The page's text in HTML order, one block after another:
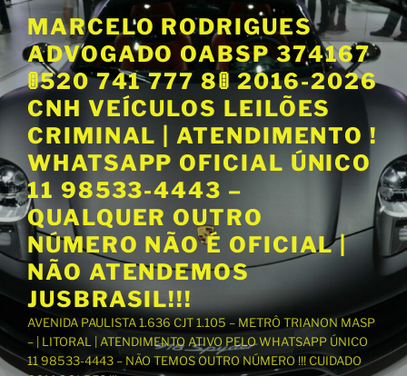
P
u
a
r
r
a
o
c
o
n
t
ú
d
MARCELO RODRIGUES
ADVOGADO OABSP 374167
🚦520 741 777 8🚦 2016-2026
CNH VEÍCULOS LEILÕES
CRIMINAL | ATENDIMENTO !
WHATSAPP OFICIAL ÚNICO
11 98533-4443 –
QUALQUER OUTRO
NÚMERO NÃO É OFICIAL |
NÃO ATENDEMOS
JUSBRASIL!!!
AVENIDA PAULISTA 1.636 CJT 1.105 – METRÔ TRIANON MASP
– | LITORAL | ATENDIMENTO ATIVO PELO WHATSAPP ÚNICO
11 98533-4443 – NÃO TEMOS OUTRO NÚMERO !!! CUIDADO